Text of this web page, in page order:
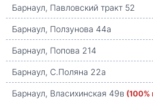
Барнаул, Павловский тракт 52
Барнаул, Ползунова 44а
Барнаул, Попова 214
Барнаул, С.Поляна 22а
Барнаул, Власихинская 49в (100%